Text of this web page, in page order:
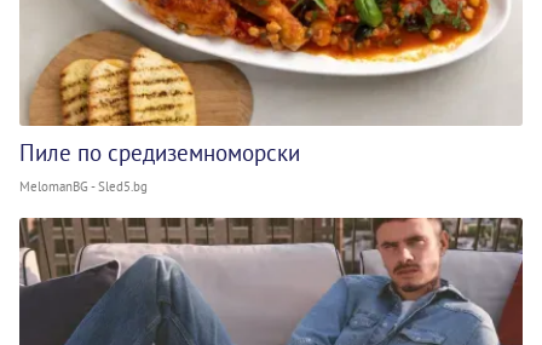
Пиле по средиземноморски
MelomanBG - Sled5.bg